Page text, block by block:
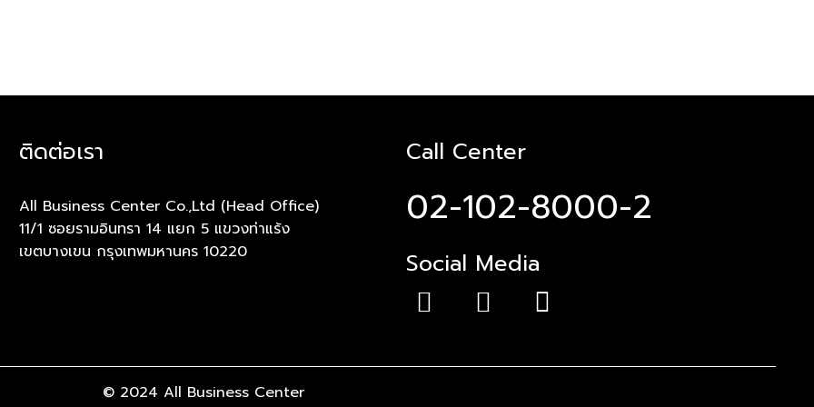
ติดต่อเรา
All Business Center Co.,Ltd (Head Office)
11/1 ซอยรามอินทรา 14 แยก 5 แขวงท่าแร้ง
เขตบางเขน กรุงเทพมหานคร 10220
Call Center
02-102-8000-2
Social Media
© 2024 All Business Center